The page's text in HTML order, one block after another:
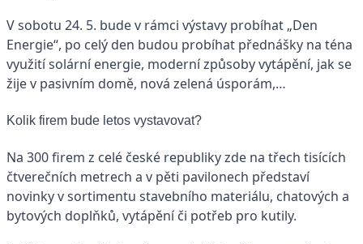
V sobotu 24. 5. bude v rámci výstavy probíhat „Den
Energie“, po celý den budou probíhat přednášky na téna
využití solární energie, moderní způsoby vytápění, jak se
žije v pasivním domě, nová zelená úsporám,…
Kolik firem bude letos vystavovat?
Na 300 firem z celé české republiky zde na třech tisících
čtverečních metrech a v pěti pavilonech představí
novinky v sortimentu stavebního materiálu, chatových a
bytových doplňků, vytápění či potřeb pro kutily.